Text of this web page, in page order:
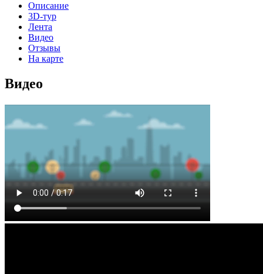
Описание
3D-тур
Лента
Видео
Отзывы
На карте
Видео